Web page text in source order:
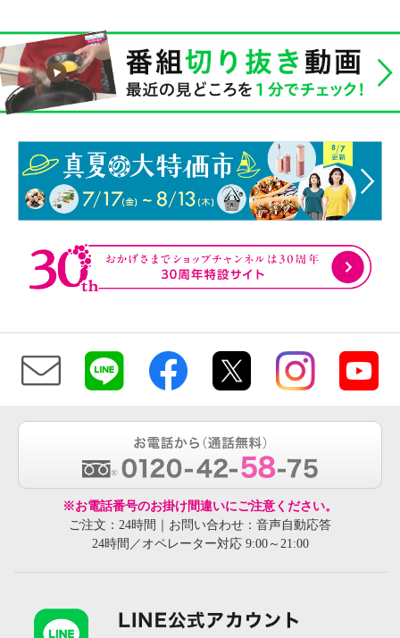
※お電話番号のお掛け間違いにご注意ください。
ご注文：24時間｜お問い合わせ：音声自動応答
24時間／オペレーター対応 9:00～21:00